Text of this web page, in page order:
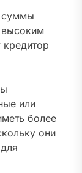
суммы
высоким
или
более
они